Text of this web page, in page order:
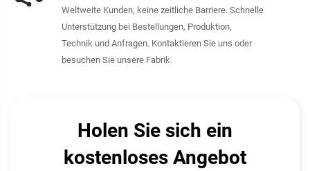
Weltweite Kunden, keine zeitliche Barriere. Schnelle
Unterstützung bei Bestellungen, Produktion,
Technik und Anfragen. Kontaktieren Sie uns oder
besuchen Sie unsere Fabrik.
Holen Sie sich ein
kostenloses Angebot